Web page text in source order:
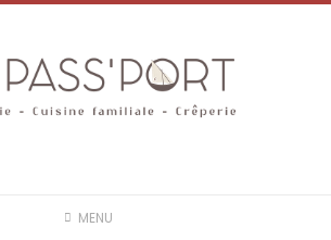
MENU